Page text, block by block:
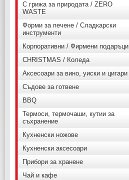
С грижа за природата / ZERO
WASTE
Форми за печене / Сладкарски
инструменти
Корпоративни / Фирмени подаръци
CHRISTMAS / Коледа
Аксесоари за вино, уиски и цигари
Съдове за готвене
BBQ
Термоси, термочаши, кутии за
съхранение
Кухненски ножове
Кухненски аксесоари
Прибори за хранене
Чай и кафе